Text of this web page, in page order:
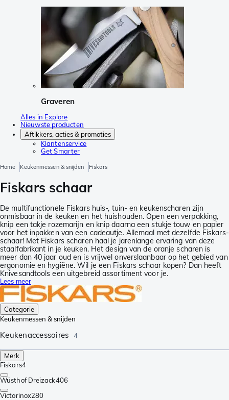
Graveren
Alles in Explore
Nieuwste producten
Aftikkers, acties & promoties
Klantenservice
Get Smarter
Home Keukenmessen & snijden Fiskars
Fiskars schaar
De multifunctionele Fiskars huis-, tuin- en keukenscharen zijn
onmisbaar in de keuken en het huishouden. Open een verpakking,
knip een takje rozemarijn en knip daarna een stukje touw en papier
voor het inpakken van een cadeautje. Allemaal met dezelfde Fiskars-
schaar! Met Fiskars scharen haal je jarenlange ervaring van deze
staalfabrikant in je keuken. Het design van de oranje scharen is
meer dan 40 jaar oud en is vrijwel onverslaanbaar op het gebied van
ergonomie en hygiëne. Wil je een Fiskars schaar kopen? Dan heeft
Knivesandtools een uitgebreid assortiment voor je.
Lees meer
Categorie
Keukenmessen & snijden
Keukenaccessoires 4
Merk
Fiskars4
Wüsthof Dreizack406
Victorinox280